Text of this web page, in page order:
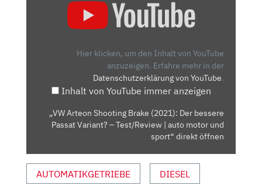
SHOOTING
PASSAT
VARIANT?
AUTO
MOTOR
Hier klicken, um den Inhalt von YouTube
anzuzeigen. Erfahre mehr in der
Datenschutzerklärung von YouTube.
Inhalt von YouTube immer anzeigen
„VW Arteon Shooting Brake (2021): Der bessere
Passat Variant? – Test/Review | auto motor und
sport“ direkt öffnen
AUTOMATIKGETRIEBE DIESEL